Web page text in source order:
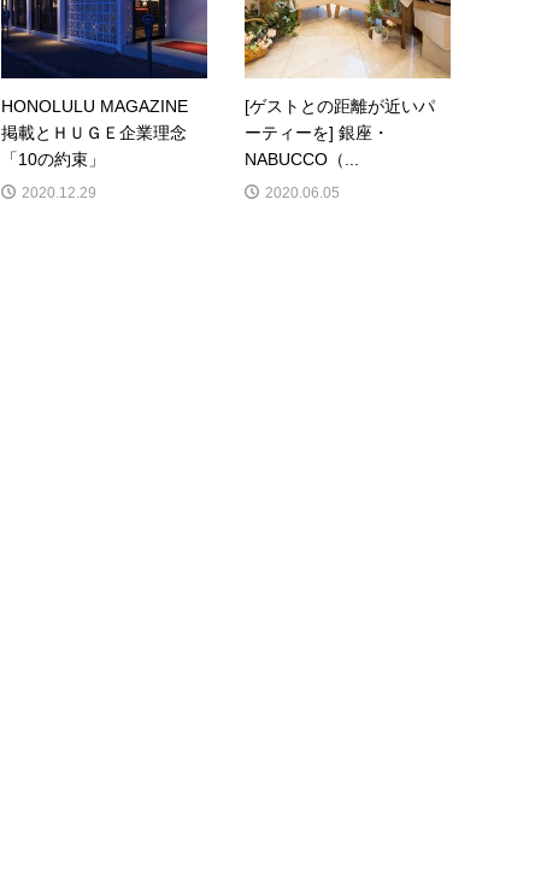
HONOLULU MAGAZINE
掲載とＨＵＧＥ企業理念
「10の約束」
2020.12.29
[ゲストとの距離が近いパ
ーティーを] 銀座・
NABUCCO（...
2020.06.05